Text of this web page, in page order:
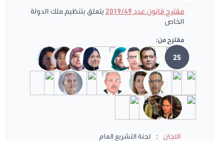
مقترح قانون عدد 2019/49
يتعلق بتنظيم ملك الدولة
الخاص
مقترح من:
25
اللجان :
لجنة التشريع العام